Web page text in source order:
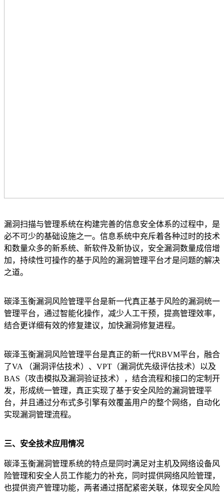
漏洞扫描与管理系统在构建完善的信息安全体系的过程中，是
必不可少的基础设施之一。信息系统中充斥着各种过时的技术
和数量众多的新系统、新软件及新协议，安全漏洞数量成倍增
加，持续性可操作的基于风险的漏洞管理平台才是问题的解决
之道。
碳泽玉衡漏洞风险管理平台是新一代真正基于风险的漏洞统一
管理平台，通过智能化操作，减少人工干预，提高管理效率，
结合更详细有效的修复建议，加快漏洞修复进程。
碳泽玉衡漏洞风险管理平台是真正的新一代RBVM平台，融合
了VA （漏洞评估技术）、VPT（漏洞优先级评估技术）以及
BAS（攻击模拟及漏洞验证技术），结合流程和接口的定制开
发，形成统一管理，真正实现了基于安全风险的漏洞管理平
台，并且通过分布式多引擎有效覆盖用户的整个网络，自动化
实现漏洞管理流程。
三、安全技术应用情况
碳泽玉衡漏洞管理系统的特点是同时满足对主机及网络设备风
险管理和安全人员工作能力的补充，同时提供网络风险管理，
也提供资产管理功能，两者通过搭配紧密关联，体现安全风险